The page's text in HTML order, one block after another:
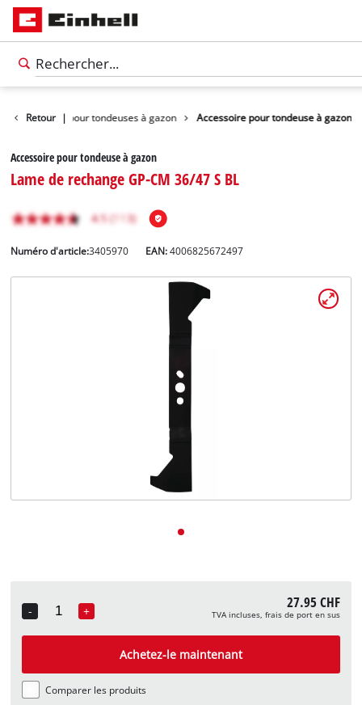
Retour |
Accessoires pour tondeuses à gazon Accessoire pour tondeuse à gazon
Accessoire pour tondeuse à gazon
Lame de rechange GP-CM 36/47 S BL
Numéro d'article:3405970 EAN:4006825672497
-
Quantity
+ 27.95 CHF
TVA incluses, frais de port en sus
Achetez-le maintenant
Comparer les produits